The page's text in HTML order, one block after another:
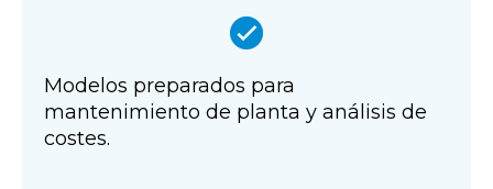
Modelos preparados para
mantenimiento de planta y análisis de
costes.